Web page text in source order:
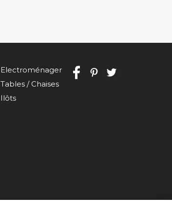
Electroménager
Tables / Chaises
Ilôts